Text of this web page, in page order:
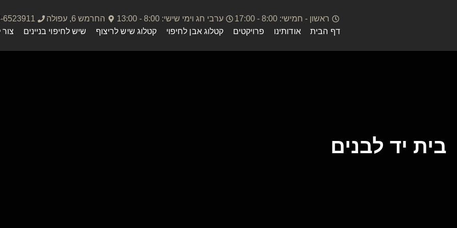
ראשון - חמישי: 8:00 - 17:00 ערבי חג וימי שישי: 8:00 - 13:00 החרמש 6, עפולה
6523911
דף הבית
אודותינו פרויקטים קטלוג אבן לחיפוי קטלוג שיש לריצוף שיש לחיפוי בניינים
בית יד לבנים